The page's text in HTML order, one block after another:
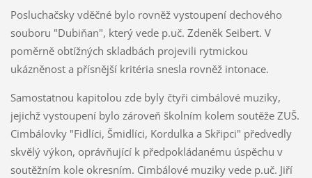
Posluchačsky vděčné bylo rovněž vystoupení dechového
souboru "Dubiňan", který vede p.uč. Zdeněk Seibert. V
poměrně obtížných skladbách projevili rytmickou
ukázněnost a přísnější kritéria snesla rovněž intonace.
Samostatnou kapitolou zde byly čtyři cimbálové muziky,
jejichž vystoupení bylo zároveň školním kolem soutěže ZUŠ.
Cimbálovky "Fidlíci, Šmidlíci, Kordulka a Skřipci" předvedly
skvělý výkon, oprávňující k předpokládanému úspěchu v
soutěžním kole okresním. Cimbálové muziky vede p.uč. Jiří